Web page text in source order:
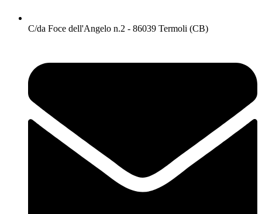
C/da Foce dell'Angelo n.2 - 86039 Termoli (CB)